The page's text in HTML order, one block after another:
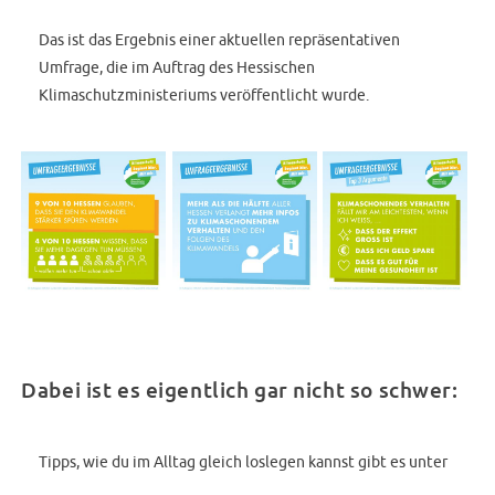
Das ist das Ergebnis einer aktuellen repräsentativen
Umfrage, die im Auftrag des Hessischen
Klimaschutzministeriums veröffentlicht wurde.
Dabei ist es eigentlich gar nicht so schwer:
Tipps, wie du im Alltag gleich loslegen kannst gibt es unter